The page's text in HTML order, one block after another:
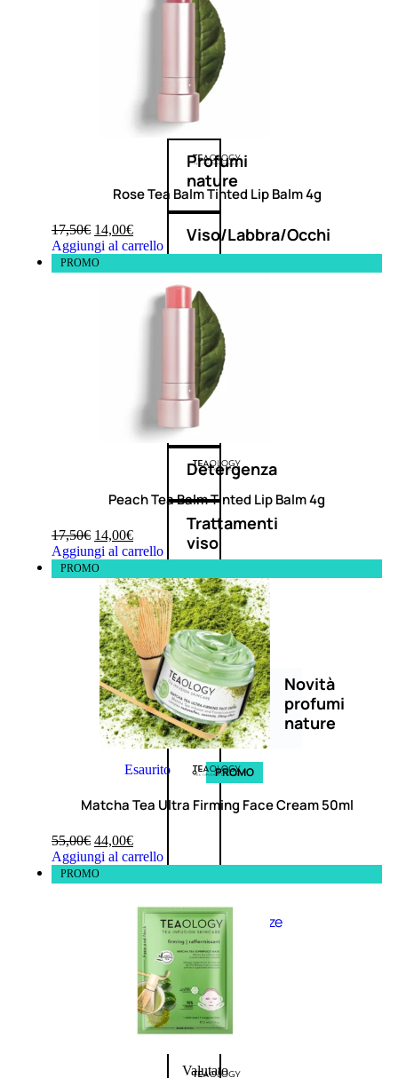
Detergenza
Bagno Nature
Deodoranti
Profumi
nature
Viso/Labbra/Occhi
Corpo
Mani
Bagno
Detergenza
Trattamenti
viso
Maschere
nature
Novità
profumi
nature
Esaurito PROMO
Fragranze
Nature
Donna
L’OCCITANE
EDT
FIORI
Valutato
Rose Tea Balm Tinted Lip Balm 4g
17,50€ 14,00€
Aggiungi al carrello
PROMO
Peach Tea Balm Tinted Lip Balm 4g
17,50€ 14,00€
Aggiungi al carrello
PROMO
Matcha Tea Ultra Firming Face Cream 50ml
55,00€ 44,00€
Aggiungi al carrello
PROMO